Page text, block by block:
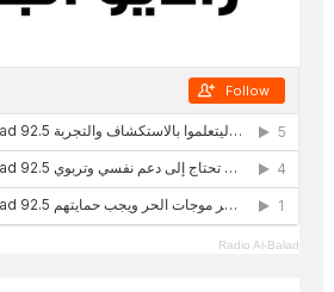
Radio Al-Balad